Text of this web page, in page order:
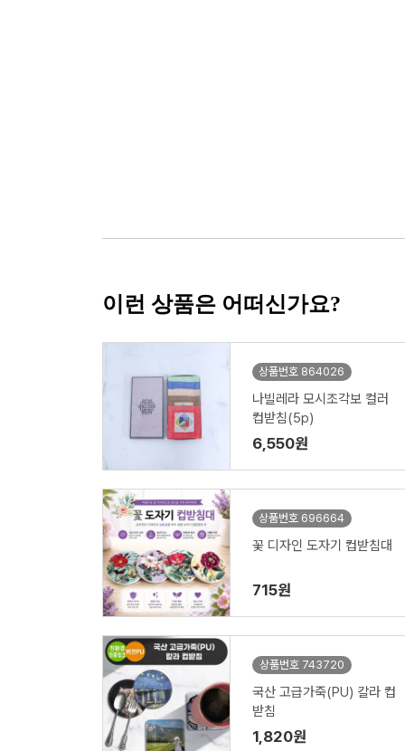
이런 상품은 어떠신가요?
상품번호 864026
나빌레라 모시조각보 컬러
컵받침(5p)
6,550원
상품번호 696664
꽃 디자인 도자기 컵받침대
715원
상품번호 743720
국산 고급가죽(PU) 칼라 컵
받침
1,820원